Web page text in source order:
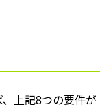
上記8つの要件が